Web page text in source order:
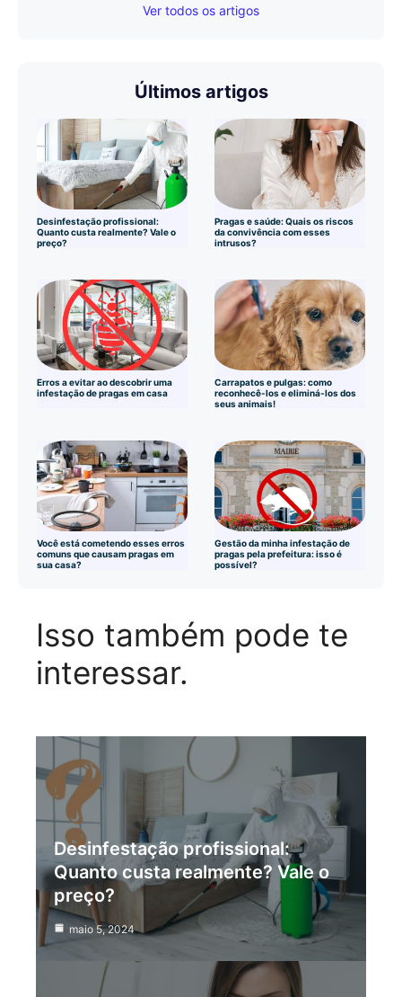
Ver todos os artigos
Últimos artigos
Desinfestação profissional:
Quanto custa realmente? Vale o
preço?
Pragas e saúde: Quais os riscos
da convivência com esses
intrusos?
Erros a evitar ao descobrir uma
infestação de pragas em casa
Carrapatos e pulgas: como
reconhecê-los e eliminá-los dos
seus animais!
Você está cometendo esses erros
comuns que causam pragas em
sua casa?
Gestão da minha infestação de
pragas pela prefeitura: isso é
possível?
Isso também pode te
interessar.
Desinfestação profissional:
Quanto custa realmente? Vale o
preço?
maio 5, 2024